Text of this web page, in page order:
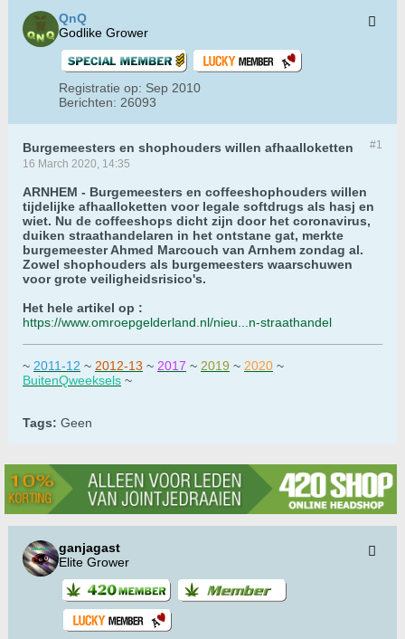
QnQ
Godlike Grower
Registratie op: Sep 2010
Berichten: 26093
#1
Burgemeesters en shophouders willen afhaalloketten
16 March 2020, 14:35
ARNHEM - Burgemeesters en coffeeshophouders willen
tijdelijke afhaalloketten voor legale softdrugs als hasj en
wiet. Nu de coffeeshops dicht zijn door het coronavirus,
duiken straathandelaren in het ontstane gat, merkte
burgemeester Ahmed Marcouch van Arnhem zondag al.
Zowel shophouders als burgemeesters waarschuwen
voor grote veiligheidsrisico's.
Het hele artikel op :
https://www.omroepgelderland.nl/nieu...n-straathandel
~ 2011-12 ~ 2012-13 ~ 2017 ~ 2019 ~ 2020 ~
BuitenQweeksels ~
Tags: Geen
ganjagast
Elite Grower